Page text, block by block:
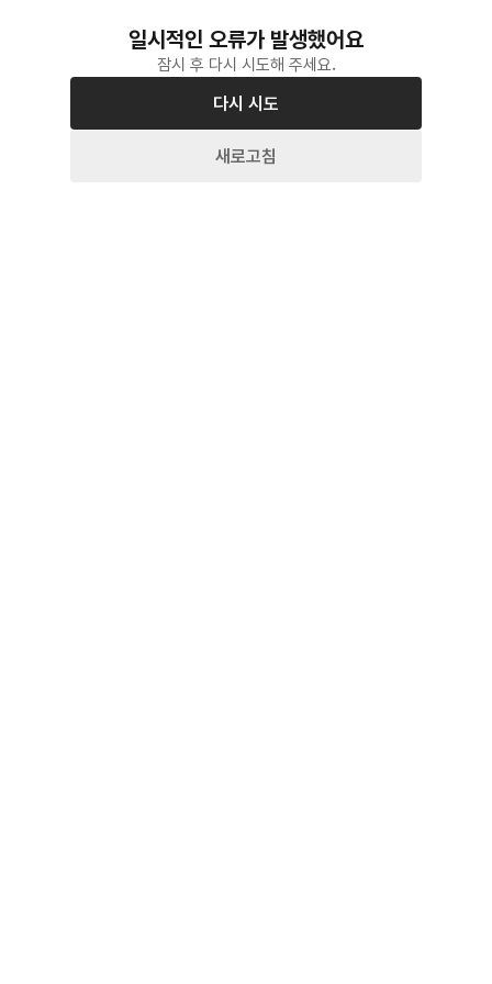
일시적인 오류가 발생했어요
잠시 후 다시 시도해 주세요.
다시 시도
새로고침